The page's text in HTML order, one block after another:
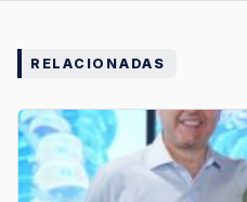
RELACIONADAS